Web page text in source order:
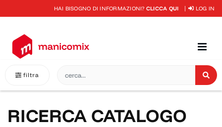
HAI BISOGNO DI INFORMAZIONI? CLICCA QUI LOG IN
filtra
RICERCA CATALOGO